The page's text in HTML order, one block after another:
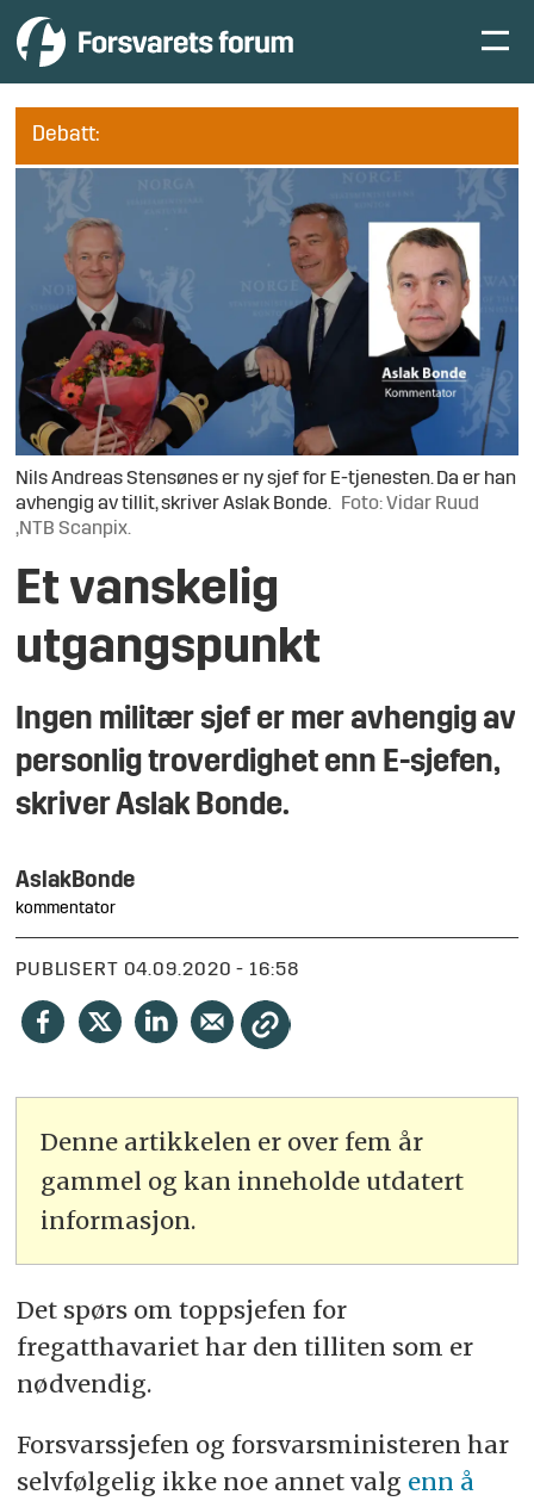
Debatt:
Nils Andreas Stensønes er ny sjef for E-tjenesten. Da er han
avhengig av tillit, skriver Aslak Bonde.
Foto: Vidar Ruud
,NTB Scanpix.
Et vanskelig
utgangspunkt
Ingen militær sjef er mer avhengig av
personlig troverdighet enn E-sjefen,
skriver Aslak Bonde.
Aslak Bonde
kommentator
PUBLISERT 04.09.2020 - 16:58
Denne artikkelen er over fem år
gammel og kan inneholde utdatert
informasjon.
Det spørs om toppsjefen for
fregatthavariet har den tilliten som er
nødvendig.
Forsvarssjefen og forsvarsministeren har
selvfølgelig ikke noe annet valg enn å